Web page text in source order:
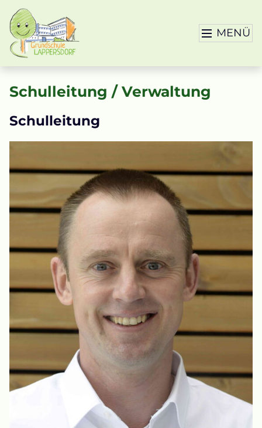
MENÜ
Schulleitung / Verwaltung
Schulleitung